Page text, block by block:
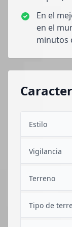
En el
en el
minutos
Estilo
Vigilancia
Terreno
Tipo de